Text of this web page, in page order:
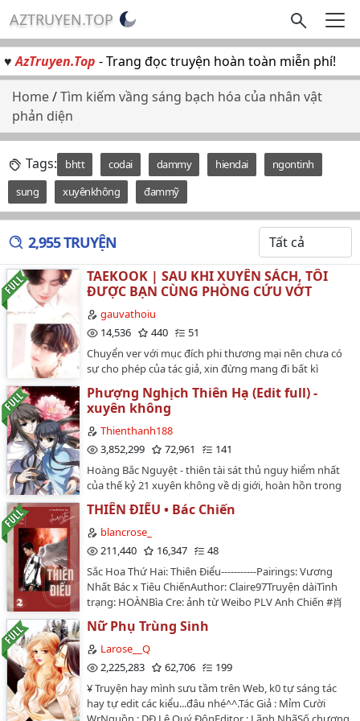
AZTRUYEN.TOP
♥AzTruyen.Top - Trang đọc truyện hoàn toàn miễn phí!
Home/Tìm kiếm vầng sáng bạch hóa của nhân vật
phản diện
Tags: bhtt codai dammy hiendai
ngontinh
sung
xuyênkhông đammỹ
2,955 TRUYỆN
TAEKOOK | SAU KHI XUYÊN SÁCH, TÔI
ĐƯỢC BẠN CÙNG PHÒNG CỨU VỚT
gauvathoiu
14,536
440
51
Chuyển ver với mục đích phi thương mại nên chưa có
sự cho phép của tác giả, xin đừng mang đi bất kì
xóa fic ạaaa.…
Phượng Nghịch Thiên Hạ (Edit full) -
xuyên không
Thienthanh188
3,852,299
72,961
141
Hoàng Bắc Nguyệt - thiên tài sát thủ nguy hiểm nhất
của thế kỷ 21 xuyên không về dị giới, hoàn hồn trong
thân xác của Bắc Nguyệt quận chúa - vốn được coi là
phế vật của nước Nam Dực, con gái của Trưởng Công
chúa Huệ Văn. Khi phế vật bộc lộ kinh tài tuyệt thế, vô
số nam nữ trong thiên hạ mến mộ. Thần thú có chủ
Tu La Vương chỉ nghe danh đã khiến thiên hạ khiếp
đảm, lần đầu tiên liếc mắt đã nhìn thấy vẻ bất phàm
của nàng. Qua phong ba bão táp, vào sinh ra tử,
nguyện bên nhau du ngoạn thiên nhai. nhưng... "Nỗi
nhớ cồn cào như người ta uống một chén nước đá,
sau đó hóa thành lệ nóng chảy ra. Lòng của ta đau, chỉ
nàng mới hóa giải được. Nguyệt, ta biết nàng vẫn còn
sống, vì sao nàng không trở lại??? Nhà của nàng... ở
ngay đây" ------ Nguồn Covert: truyenv1.com Tác giả:
Lộ Phi Biên tập: Thiên Thanh (ai lấy đề nghị ghi rõ
THIÊN ĐIỂU • Bác Chiến
blancrose_
211,440
16,347
48
Sắc Hoa Thứ Hai: Thiên Điểu-----------Pairings: Vương
Nhất Bác x Tiêu ChiếnAuthor: Claire97Truyện dàiTình
trạng: HOÀNBìa Cre: ảnh từ Weibo PLV Anh Chiến #肖
đại, crossdress, OOC, trung khuyển niên hạ công , nữ
vương cường dụ thụ, H+ (có yếu tố SM), loạn luân,
ngược luyến tàn tâm, HE. Bối cảnh: Trung Quốc năm
từ một tuyến nhân vật phụ trong bộ phim điện ảnh
The Left Ear của đạo diễn Alec Su.Cảnh báo: có yếu tố
Nữ Phụ Trùng Sinh
Larose__Q
2,225,283
62,706
199
¥ Truyện hay mình sưu tầm trên Web, k0 tự sáng tác
hay tự edit các kiểu...đâu nhé^^.Tác Giả : Mỉm Cười